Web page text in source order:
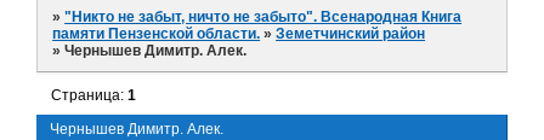
»"Никто не забыт, ничто не забыто". Всенародная Книга
памяти Пензенской области. »Земетчинский район
»Чернышев Димитр. Алек.
Чернышев Димитр. Алек.
Страница:1